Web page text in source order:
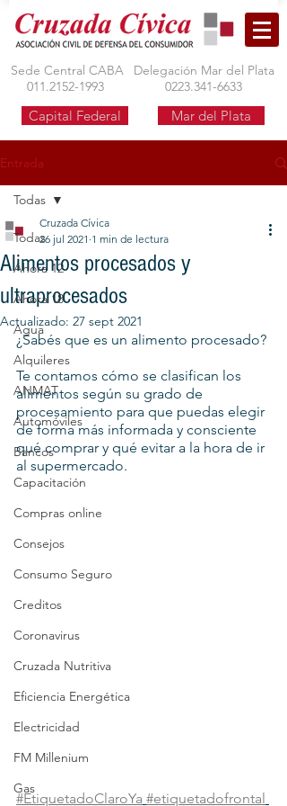
Sede Central CABA
011.2152-1993
Delegación Mar del Plata
0223.341-6633
Capital Federal Mar del Plata
Entrada
Todas
Ahora 12
Ahora 18
Agua
Alquileres
ANMAT
Automóviles
Bancos
Capacitación
Compras online
Consejos
Consumo Seguro
Creditos
Coronavirus
Cruzada Nutritiva
Eficiencia Energética
Electricidad
FM Millenium
Gas
Todas
Alimentos procesados y
ultraprocesados
Cruzada Cívica
26 jul 2021 1 min de lectura
Actualizado: 27 sept 2021
¿Sabés que es un alimento procesado?
Te contamos cómo se clasifican los
alimentos según su grado de
procesamiento para que puedas elegir
de forma más informada y consciente
qué comprar y qué evitar a la hora de ir
al supermercado.
#EtiquetadoClaroYa #etiquetadofrontal